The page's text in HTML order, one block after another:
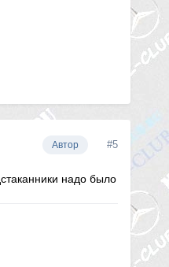
Автор #5
надо было